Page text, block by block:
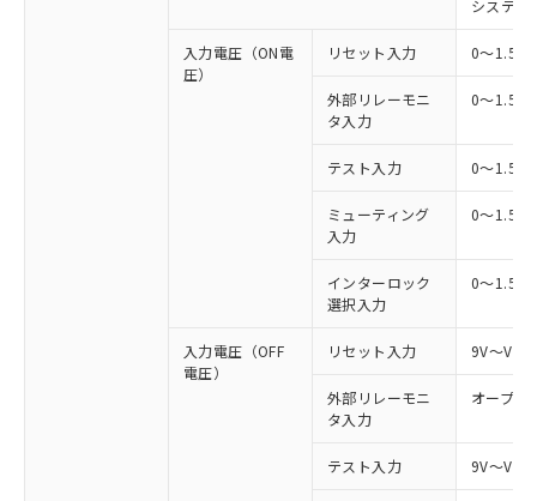
システム
入力電圧（ON電
圧）
リセット入力 0～1.5V
外部リレーモニ
タ入力
0～1.5V
テスト入力 0～1.5V
ミューティング
入力
0～1.5V
インターロック
選択入力
0～1.5V
入力電圧（OFF
電圧）
リセット入力 9V～Vs
外部リレーモニ
タ入力
オープン
テスト入力 9V～Vs